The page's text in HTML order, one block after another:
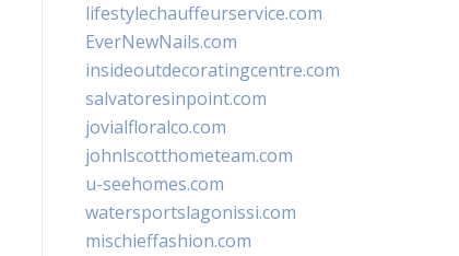
lifestylechauffeurservice.com
EverNewNails.com
insideoutdecoratingcentre.com
salvatoresinpoint.com
jovialfloralco.com
johnlscotthometeam.com
u-seehomes.com
watersportslagonissi.com
mischieffashion.com